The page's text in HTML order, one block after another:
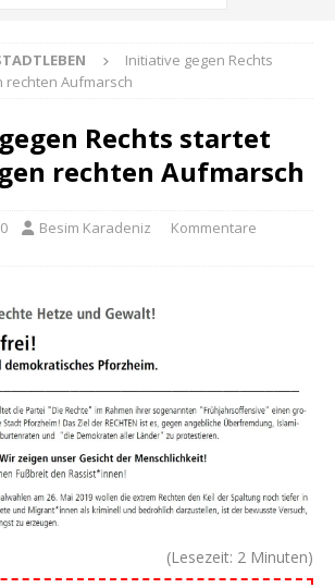
Initiative gegen Rechts
rechten Aufmarsch
Rechts startet
rechten Aufmarsch
Besim Karadeniz
Kommentare
(Lesezeit: 2 Minuten)